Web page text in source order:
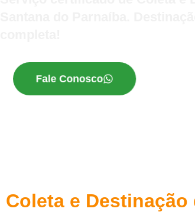
Fale Conosco
Coleta e